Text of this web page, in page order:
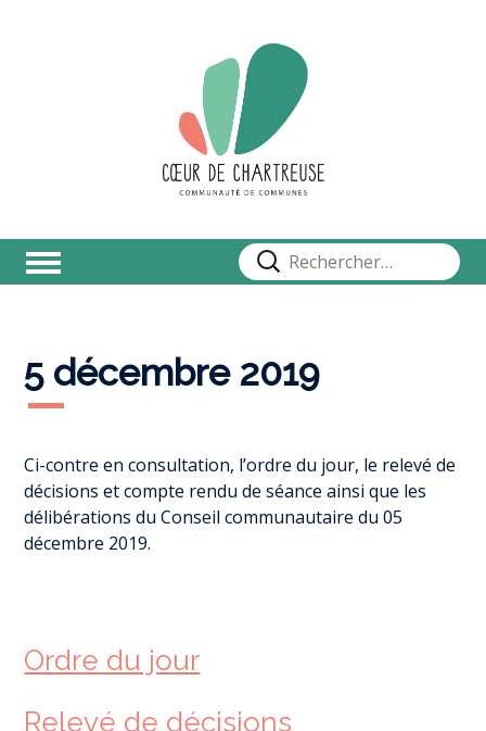
Rechercher :
5 décembre 2019
Ci-contre en consultation, l’ordre du jour, le relevé de
décisions et compte rendu de séance ainsi que les
délibérations du Conseil communautaire du 05
décembre 2019.
Ordre du jour
Relevé de décisions